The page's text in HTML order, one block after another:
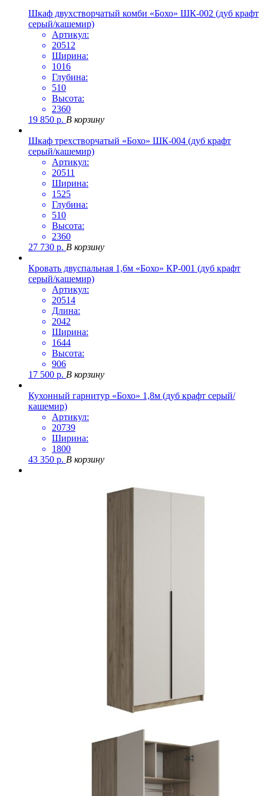
Шкаф двухстворчатый комби «Бохо» ШК-002 (дуб крафт
серый/кашемир)
Артикул:
20512
Ширина:
1016
Глубина:
510
Высота:
2360
19 850 р. В корзину
Шкаф трехстворчатый «Бохо» ШК-004 (дуб крафт
серый/кашемир)
Артикул:
20511
Ширина:
1525
Глубина:
510
Высота:
2360
27 730 р. В корзину
Кровать двуспальная 1,6м «Бохо» КР-001 (дуб крафт
серый/кашемир)
Артикул:
20514
Длина:
2042
Ширина:
1644
Высота:
906
17 500 р. В корзину
Кухонный гарнитур «Бохо» 1,8м (дуб крафт серый/
кашемир)
Артикул:
20739
Ширина:
1800
43 350 р. В корзину